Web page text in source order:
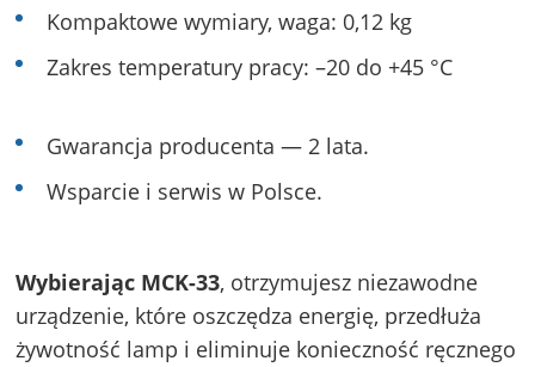
Kompaktowe wymiary, waga: 0,12 kg
Zakres temperatury pracy: –20 do +45 °C
Gwarancja producenta — 2 lata.
Wsparcie i serwis w Polsce.
Wybierając MCK-33, otrzymujesz niezawodne
urządzenie, które oszczędza energię, przedłuża
żywotność lamp i eliminuje konieczność ręcznego